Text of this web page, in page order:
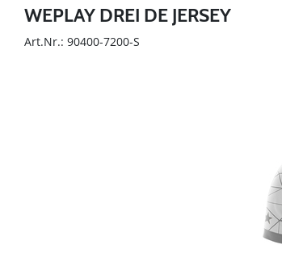
WEPLAY DREI DE JERSEY
Art.Nr.: 90400-7200-S